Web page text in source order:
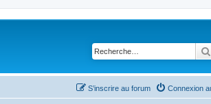
Connexion
S’inscrire au forum